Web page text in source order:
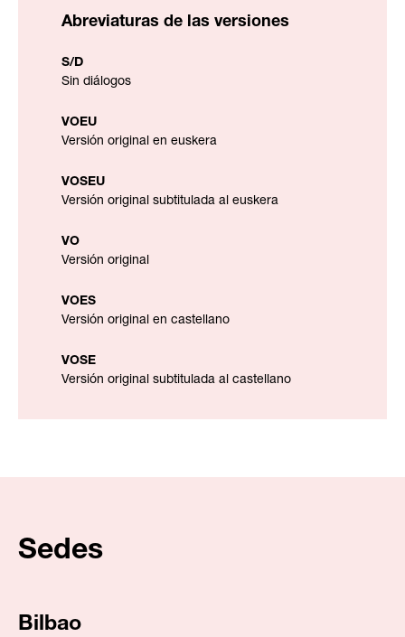
Abreviaturas de las versiones
S/D
Sin diálogos
VOEU
Versión original en euskera
VOSEU
Versión original subtitulada al euskera
VO
Versión original
VOES
Versión original en castellano
VOSE
Versión original subtitulada al castellano
Sedes
Bilbao